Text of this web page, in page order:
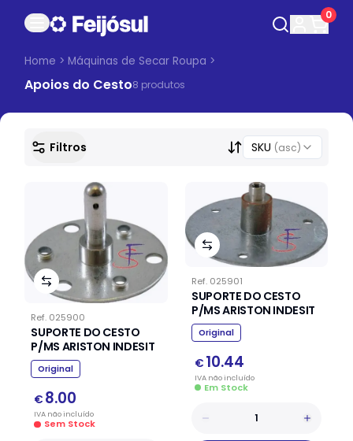
0
Home >Máquinas de Secar Roupa >
Apoios do Cesto8 produtos
Filtros SKU (asc)
Ref. 025900
SUPORTE DO CESTO
P/MS ARISTON INDESIT
Original
€ 8.00
IVA nãoincluído
Sem Stock
Ref. 025901
SUPORTE DO CESTO
P/MS ARISTON INDESIT
Original
€ 10.44
IVA nãoincluído
Em Stock